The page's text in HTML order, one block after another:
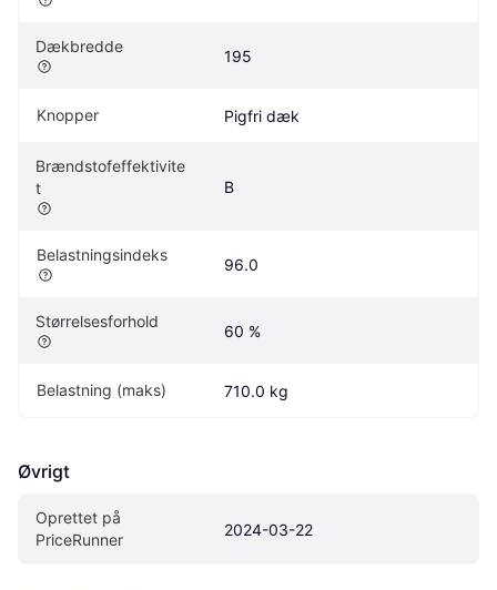
Dækbredde
195
Knopper Pigfri dæk
Brændstofeffektivite
t
B
Belastningsindeks
96.0
Størrelsesforhold
60 %
Belastning (maks) 710.0 kg
Øvrigt
Oprettet på
PriceRunner
2024-03-22